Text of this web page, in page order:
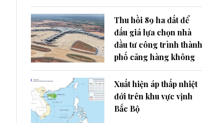
Thu hồi 89 ha đất để
đấu giá lựa chọn nhà
đầu tư công trình thành
phố cảng hàng không
Xuất hiện áp thấp nhiệt
đới trên khu vực vịnh
Bắc Bộ